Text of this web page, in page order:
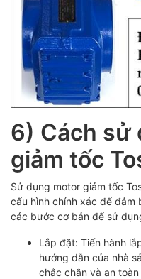
6) Cách sử
giảm tốc
Sử dụng motor giảm tốc
cấu hình chính xác để đảm
các bước cơ bản để sử
Lắp đặt: Tiến hành
hướng dẫn của nhà
chắc chắn và an